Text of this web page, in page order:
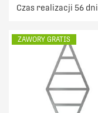
Czas realizacji 56 dni
ZAWORY GRATIS